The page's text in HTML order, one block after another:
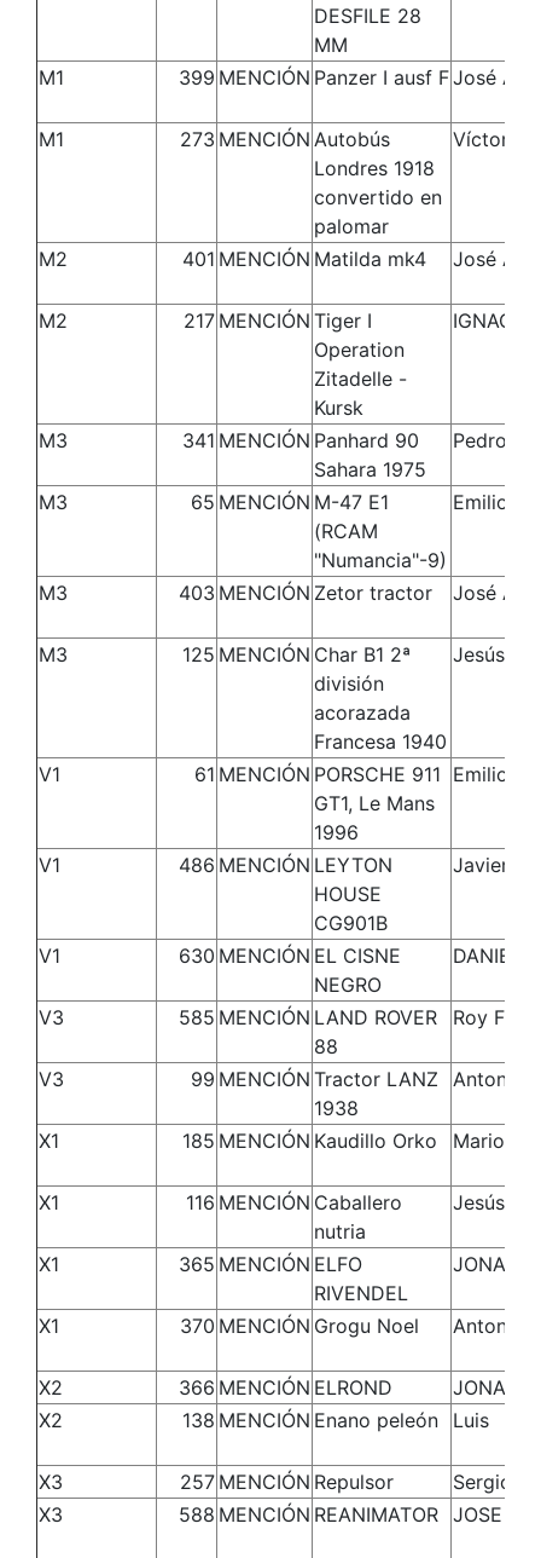
DESFILE 28
MM
M1 399 MENCIÓN Panzer I ausf FJosé
M1 273 MENCIÓN Autobús
Londres 1918
convertido en
palomar
Víctor
M2 401 MENCIÓN Matilda mk4 José
M2 217 MENCIÓN Tiger I
Operation
Zitadelle -
Kursk
IGNACIO
M3 341 MENCIÓN Panhard 90
Sahara 1975
Pedro
M3 65 MENCIÓN M-47 E1
(RCAM
"Numancia"-9)
Emilio
M3 403 MENCIÓN Zetor tractor José
M3 125 MENCIÓN Char B1 2ª
división
acorazada
Francesa 1940
Jesús
V1 61 MENCIÓN PORSCHE 911
GT1, Le Mans
1996
Emilio
V1 486 MENCIÓN LEYTON
HOUSE
CG901B
Javier
V1 630 MENCIÓN EL CISNE
NEGRO
DANIEL
V3 585 MENCIÓN LAND ROVER
88
Roy
V3 99 MENCIÓN Tractor LANZ
1938
Antonio
X1 185 MENCIÓN Kaudillo Orko Mario
X1 116 MENCIÓN Caballero
nutria
Jesús
X1 365 MENCIÓN ELFO
RIVENDEL
X1 370 MENCIÓN Grogu Noel Antonio
X2 366 MENCIÓN ELROND
X2
138 MENCIÓN Enano peleón Luis
X3 257 MENCIÓN Repulsor
Sergio
X3
588 MENCIÓN REANIMATOR JOSE